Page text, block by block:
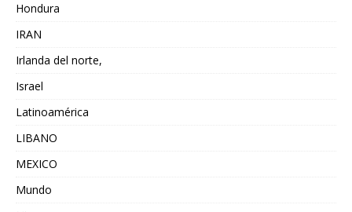
Hondura
IRAN
Irlanda del norte,
Israel
Latinoamérica
LIBANO
MEXICO
Mundo